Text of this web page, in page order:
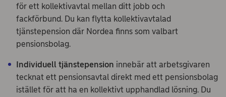
för ett kollektivavtal mellan ditt jobb och
fackförbund. Du kan flytta kollektivavtalad
tjänstepension där Nordea finns som valbart
pensionsbolag.
Individuell tjänstepension innebär att arbetsgivaren
tecknat ett pensionsavtal direkt med ett pensionsbolag
istället för att ha en kollektivt upphandlad lösning. Du